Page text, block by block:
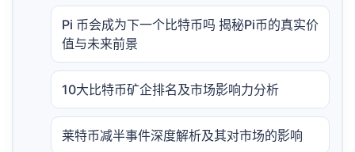
Pi 币会成为下一个比特币吗 揭秘Pi币的真实价
值与未来前景
10大比特币矿企排名及市场影响力分析
莱特币减半事件深度解析及其对市场的影响